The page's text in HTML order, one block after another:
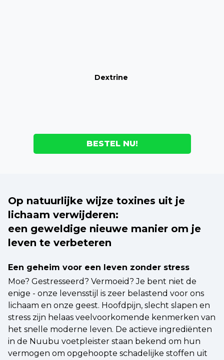
Dextrine
BESTEL NU!
Op natuurlijke wijze toxines uit je
lichaam verwijderen:
een geweldige nieuwe manier om je
leven te verbeteren
Een geheim voor een leven zonder stress
Moe? Gestresseerd? Vermoeid? Je bent niet de
enige - onze levensstijl is zeer belastend voor ons
lichaam en onze geest. Hoofdpijn, slecht slapen en
stress zijn helaas veelvoorkomende kenmerken van
het snelle moderne leven. De actieve ingrediënten
in de Nuubu voetpleister staan bekend om hun
vermogen om opgehoopte schadelijke stoffen uit